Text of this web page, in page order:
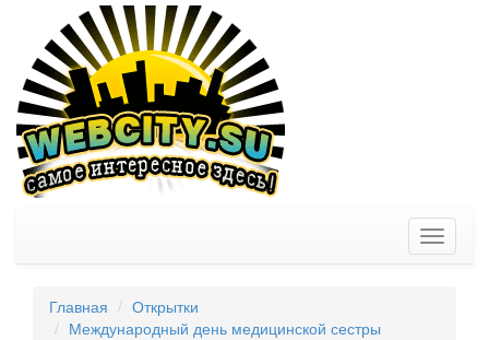
Toggle
Главная
Открытки
Международный день медицинской сестры